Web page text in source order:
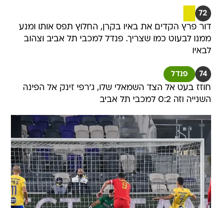
72
דור פרץ הקדים את באיו בקרן, החלוץ תפס אותו ומנע
ממנו לבעוט כמו שצריך. פנדל למכבי תל אביב וצהוב
לבאיו
74 פנדל
חוזז בעט אל הצד השמאלי שלו, ג'רפי זינק אל הפינה
השנייה וזה 0:2 למכבי תל אביב